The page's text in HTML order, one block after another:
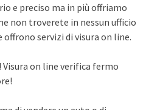
e preciso ma in più offriamo
non troverete in nessun ufficio
offrono servizi di visura on line.
Visura on line verifica fermo